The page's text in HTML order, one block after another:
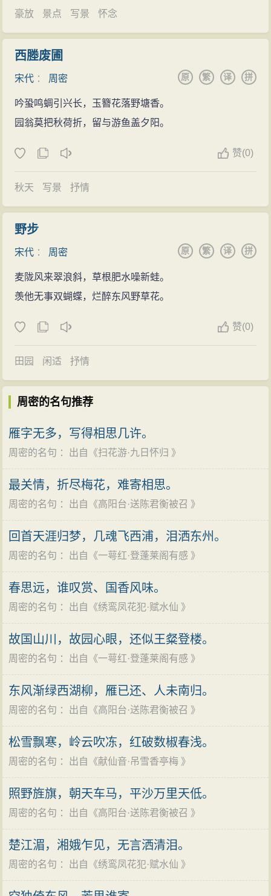
豪放 景点 写景 怀念
西塍废圃
宋代 ： 周密 拼
译
繁
原
吟蛩鸣蜩引兴长，玉簪花落野塘香。
园翁莫把秋荷折，留与游鱼盖夕阳。
赞(0)
秋天 写景 抒情
野步
宋代 ： 周密 拼
译
繁
原
麦陇风来翠浪斜，草根肥水噪新蛙。
羡他无事双蝴蝶，烂醉东风野草花。
赞(0)
田园 闲适 抒情
周密的名句推荐
雁字无多，写得相思几许。
周密的名句 ：出自《扫花游·九日怀归 》
最关情，折尽梅花，难寄相思。
周密的名句 ：出自《高阳台·送陈君衡被召 》
回首天涯归梦，几魂飞西浦，泪洒东州。
周密的名句 ：出自《一萼红·登蓬莱阁有感 》
春思远，谁叹赏、国香风味。
周密的名句 ：出自《绣鸾凤花犯·赋水仙 》
故国山川，故园心眼，还似王粲登楼。
周密的名句 ：出自《一萼红·登蓬莱阁有感 》
东风渐绿西湖柳，雁已还、人未南归。
周密的名句 ：出自《高阳台·送陈君衡被召 》
松雪飘寒，岭云吹冻，红破数椒春浅。
周密的名句 ：出自《献仙音·吊雪香亭梅 》
照野旌旗，朝天车马，平沙万里天低。
周密的名句 ：出自《高阳台·送陈君衡被召 》
楚江湄，湘娥乍见，无言洒清泪。
周密的名句 ：出自《绣鸾凤花犯·赋水仙 》